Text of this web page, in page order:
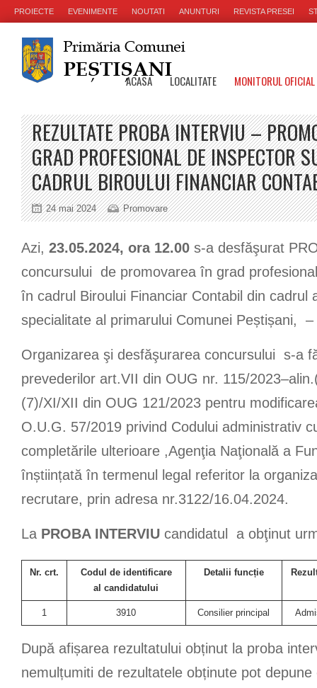
PROIECTE EVENIMENTE NOUTATI ANUNTURI REVISTA PRESEI
ACASA LOCALITATE MONITORUL
REZULTATE PROBA INTERVIU –
GRAD PROFESIONAL DE INSPECTOR
CADRUL BIROULUI FINANCIAR
24 mai 2024 Promovare
Azi, 23.05.2024, ora 12.00 s-a desfăşurat
concursului de promovarea în grad
în cadrul Biroului Financiar Contabil din cadrul
specialitate al primarului Comunei Peștișani,
Organizarea şi desfăşurarea concursului s-a
prevederilor art.VII din OUG nr. 115/
(7)/XI/XII din OUG 121/2023 pentru
O.U.G. 57/2019 privind Codului administrativ
completările ulterioare ,Agenţia Naţională a
înștiințată în termenul legal referitor la
recrutare, prin adresa nr.3122/16.04.2024.
La PROBA INTERVIU candidatul a obţinut
Nr. crt.
Codul de identificare
al candidatului
Detalii funcție
1 3910 Consilier principal
După afișarea rezultatului obținut la proba
nemulțumiti de rezultatele obținute pot